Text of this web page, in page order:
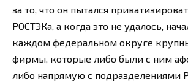
за то, что он пытался
РОСТЭКа, а когда это не удалось,
каждом федеральном округе
фирмы, которые либо были с ним
либо напрямую с подразделениями